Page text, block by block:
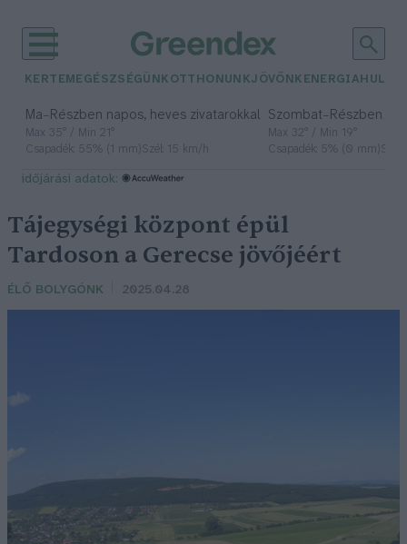
KERTEM EGÉSZSÉGÜNK OTTHONUNKJÖVŐNK ENERGIA
Ma– Részben napos, heves zivatarokkal
Max 35° / Min 21°
Csapadék: 55% (1 mm)Szél: 15 km/h
Szombat– Részben
Max 32° / Min 19°
Csapadék: 5% (0 mm)
időjárási adatok:
Tájegységi központ épül
Tardoson a Gerecse jövőjéért
ÉLŐ BOLYGÓNK 2025.04.28